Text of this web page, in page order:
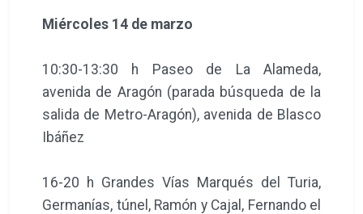
Miércoles 14 de marzo
10:30-13:30 h Paseo de La Alameda,
avenida de Aragón (parada búsqueda de la
salida de Metro-Aragón), avenida de Blasco
Ibáñez
16-20 h Grandes Vías Marqués del Turia,
Germanías, túnel, Ramón y Cajal, Fernando el